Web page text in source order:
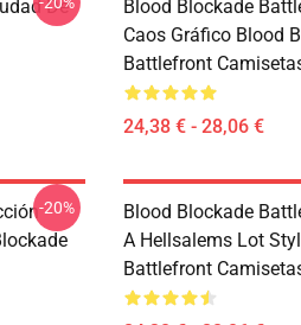
De
Blood Blockade
Caos Gráfico Blood
Battlefront
24,38 € - 28,06 €
-20%
Blood Blockade
A Hellsalems Lot
Battlefront